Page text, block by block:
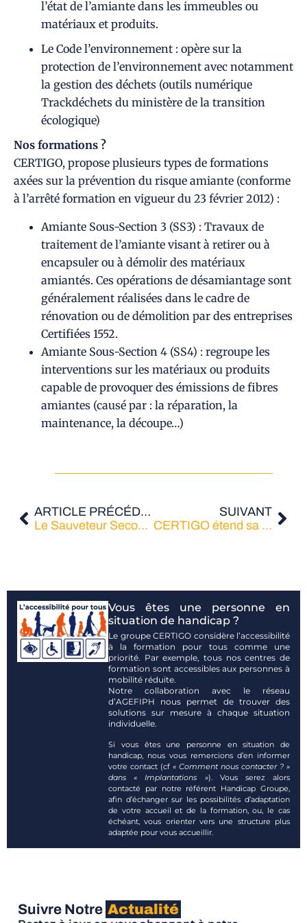
l’état de l’amiante dans les immeubles ou
matériaux et produits.
Le Code l’environnement : opère sur la
protection de l’environnement avec notamment
la gestion des déchets (outils numérique
Trackdéchets du ministère de la transition
écologique)
Nos formations ?
CERTIGO, propose plusieurs types de formations
axées sur la prévention du risque amiante (conforme
à l’arrêté formation en vigueur du 23 février 2012) :
Amiante Sous-Section 3 (SS3) : Travaux de
traitement de l’amiante visant à retirer ou à
encapsuler ou à démolir des matériaux
amiantés. Ces opérations de désamiantage sont
généralement réalisées dans le cadre de
rénovation ou de démolition par des entreprises
Certifiées 1552.
Amiante Sous-Section 4 (SS4) : regroupe les
interventions sur les matériaux ou produits
capable de provoquer des émissions de fibres
amiantes (causé par : la réparation, la
maintenance, la découpe…)
ARTICLE PRÉCÉDENT
Le Sauveteur Secouriste du Travail (SST) – Un maillon essentiel de la chaîne de secours sur le lieu de travail
SUIVANT
CERTIGO étend sa présence sur le marché grâce à l’acquisition d’ICOFOR
Vous êtes une personne en
situation de handicap ?
Le groupe CERTIGO considère l’accessibilité
à la formation pour tous comme une
priorité. Par exemple, tous nos centres de
formation sont accessibles aux personnes à
mobilité réduite.
Notre collaboration avec le réseau
d’AGEFIPH nous permet de trouver des
solutions sur mesure à chaque situation
individuelle.
Si vous êtes une personne en situation de
handicap, nous vous remercions d’en informer
votre contact (cf« Comment nous contacter ? »
dans « Implantations »). Vous serez alors
contacté par notre référent Handicap Groupe,
afin d’échanger sur les possibilités d’adaptation
de votre accueil et de la formation, ou, le cas
échéant, vous orienter vers une structure plus
adaptée pour vous accueillir.
Suivre Notre Actualité